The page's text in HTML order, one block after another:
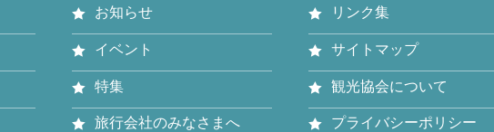
お知らせ
イベント
特集
旅行会社のみなさまへ
リンク集
サイトマップ
観光協会について
プライバシーポリシー